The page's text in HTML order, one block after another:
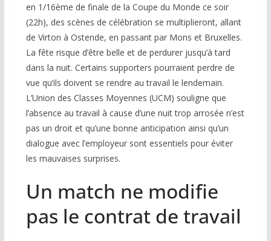
en 1/16ème de finale de la Coupe du Monde ce soir
(22h), des scènes de célébration se multiplieront, allant
de Virton à Ostende, en passant par Mons et Bruxelles.
La fête risque d’être belle et de perdurer jusqu’à tard
dans la nuit. Certains supporters pourraient perdre de
vue qu’ils doivent se rendre au travail le lendemain.
L’Union des Classes Moyennes (UCM) souligne que
l’absence au travail à cause d’une nuit trop arrosée n’est
pas un droit et qu’une bonne anticipation ainsi qu’un
dialogue avec l’employeur sont essentiels pour éviter
les mauvaises surprises.
Un match ne modifie
pas le contrat de travail